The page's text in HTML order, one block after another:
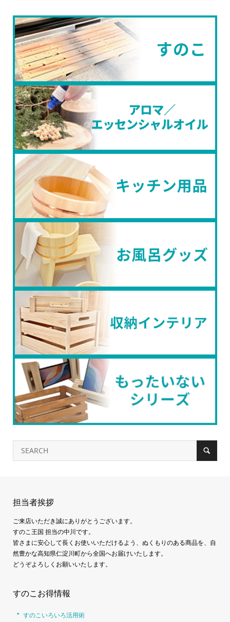
担当者挨拶
ご来店いただき誠にありがとうございます。
すのこ王国 担当の中川です。
皆さまに安心して長くお使いいただけるよう、ぬくもりのある商品を、自
然豊かな高知県仁淀川町から全国へお届けいたします。
どうぞよろしくお願いいたします。
すのこお得情報
すのこいろいろ活用術